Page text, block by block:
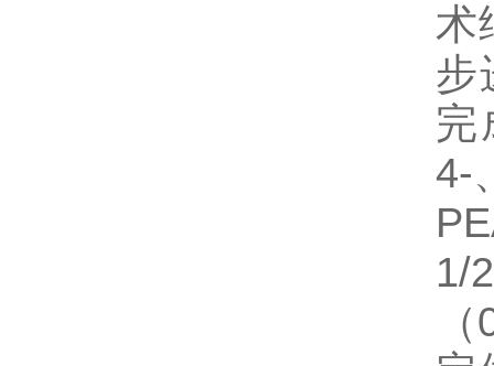
术
步
完
4-
1/
（